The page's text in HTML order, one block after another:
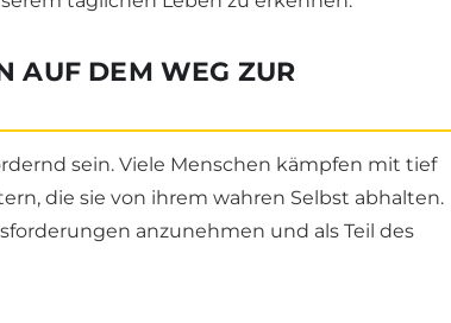
AUF DEM WEG ZUR
sein. Viele Menschen kämpfen mit tief
die sie von ihrem wahren Selbst abhalten.
anzunehmen und als Teil des